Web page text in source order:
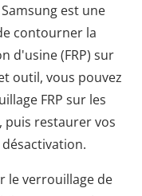
est une
contourner la
d'usine (FRP) sur
outil, vous pouvez
FRP sur les
puis restaurer vos
le verrouillage de